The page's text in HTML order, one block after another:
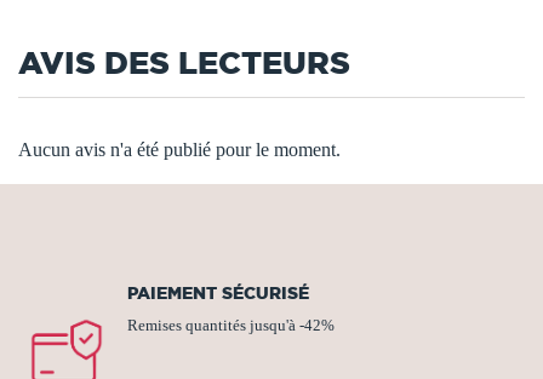
AVIS DES LECTEURS
Aucun avis n'a été publié pour le moment.
PAIEMENT SÉCURISÉ
Remises quantités jusqu'à -42%